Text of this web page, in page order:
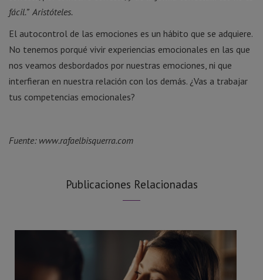
fácil.” Aristóteles.
El autocontrol de las emociones es un hábito que se adquiere.
No tenemos porqué vivir experiencias emocionales en las que
nos veamos desbordados por nuestras emociones, ni que
interfieran en nuestra relación con los demás. ¿Vas a trabajar
tus competencias emocionales?
Fuente: www.rafaelbisquerra.com
Publicaciones Relacionadas